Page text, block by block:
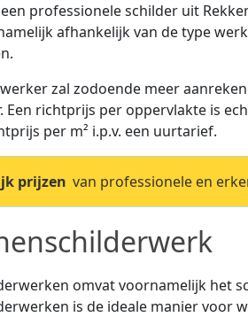
professionele schilder uit
afhankelijk van de type
zal zodoende meer
Een richtprijs per oppervlakte is
per m² i.p.v. een uurtarief.
prijzen van professionele en
omvat voornamelijk het
is de ideale manier voor